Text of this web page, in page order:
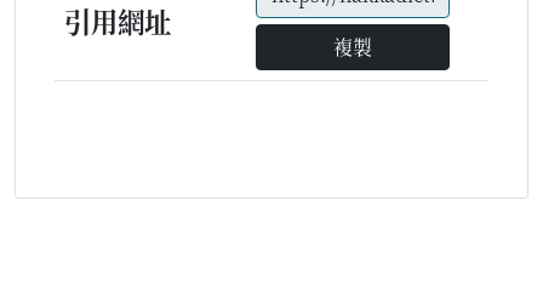
引用網址
複製